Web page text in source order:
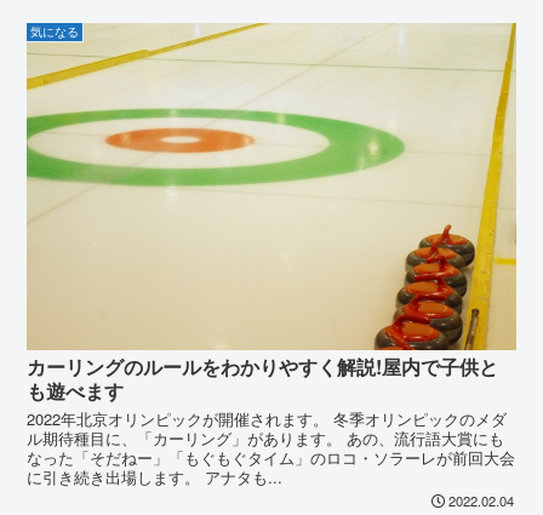
気になる
カーリングのルールをわかりやすく解説!屋内で子供と
も遊べます
2022年北京オリンピックが開催されます。 冬季オリンピックのメダ
ル期待種目に、「カーリング」があります。 あの、流行語大賞にも
なった「そだねー」「もぐもぐタイム」のロコ・ソラーレが前回大会
に引き続き出場します。 アナタも...
2022.02.04